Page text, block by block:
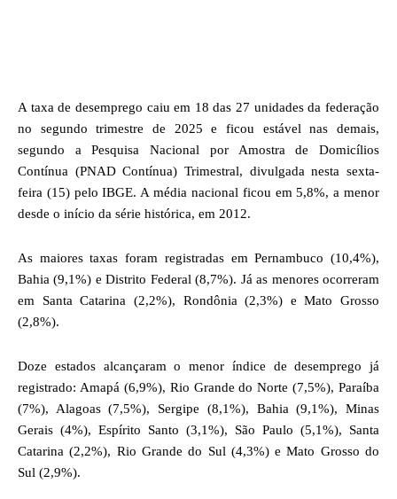
A taxa de desemprego caiu em 18 das 27 unidades da federação
no segundo trimestre de 2025 e ficou estável nas demais,
segundo a Pesquisa Nacional por Amostra de Domicílios
Contínua (PNAD Contínua) Trimestral, divulgada nesta sexta-
feira (15) pelo IBGE. A média nacional ficou em 5,8%, a menor
desde o início da série histórica, em 2012.
As maiores taxas foram registradas em Pernambuco (10,4%),
Bahia (9,1%) e Distrito Federal (8,7%). Já as menores ocorreram
em Santa Catarina (2,2%), Rondônia (2,3%) e Mato Grosso
(2,8%).
Doze estados alcançaram o menor índice de desemprego já
registrado: Amapá (6,9%), Rio Grande do Norte (7,5%), Paraíba
(7%), Alagoas (7,5%), Sergipe (8,1%), Bahia (9,1%), Minas
Gerais (4%), Espírito Santo (3,1%), São Paulo (5,1%), Santa
Catarina (2,2%), Rio Grande do Sul (4,3%) e Mato Grosso do
Sul (2,9%).